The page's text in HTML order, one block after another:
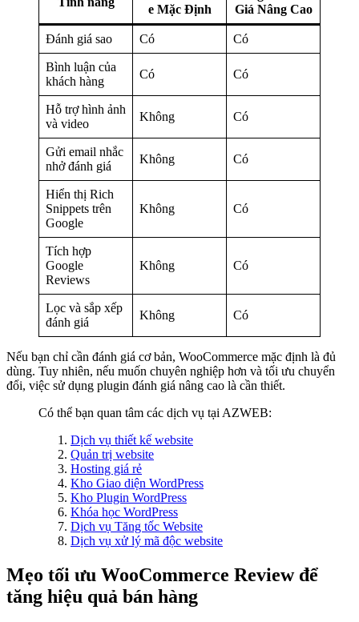
e Mặc Định
Giá Nâng Cao
Đánh giá sao Có Có
Bình luận của
khách hàng
Có Có
Hỗ trợ hình ảnh
và video
Không Có
Gửi email nhắc
nhở đánh giá
Không Có
Hiển thị Rich
Snippets trên
Google
Không Có
Tích hợp
Google
Reviews
Không Có
Lọc và sắp xếp
đánh giá
Không Có
Nếu bạn chỉ cần đánh giá cơ bản, WooCommerce mặc định là đủ
dùng. Tuy nhiên, nếu muốn chuyên nghiệp hơn và tối ưu chuyển
đổi, việc sử dụng plugin đánh giá nâng cao là cần thiết.
Có thể bạn quan tâm các dịch vụ tại AZWEB:
Dịch vụ thiết kế website
Quản trị website
Hosting giá rẻ
Kho Giao diện WordPress
Kho Plugin WordPress
Khóa học WordPress
Dịch vụ Tăng tốc Website
Dịch vụ xử lý mã độc website
Mẹo tối ưu WooCommerce Review để
tăng hiệu quả bán hàng